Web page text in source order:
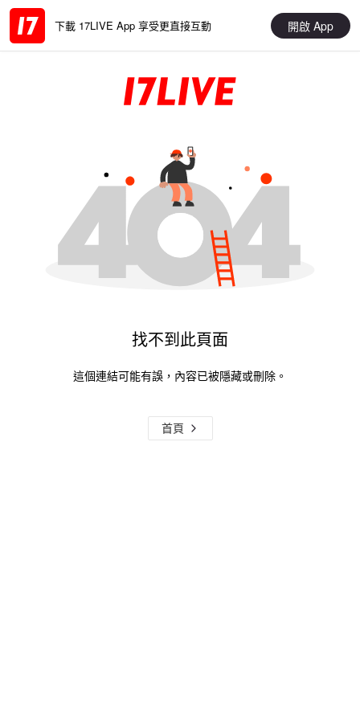
下載 17LIVE App 享受更直接互動 開啟 App
找不到此頁面
這個連結可能有誤，內容已被隱藏或刪除。
首頁